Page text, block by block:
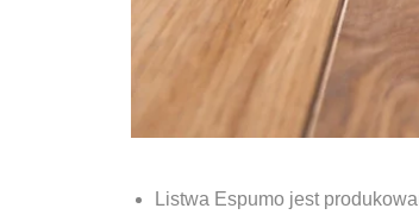
Listwa Espumo jest